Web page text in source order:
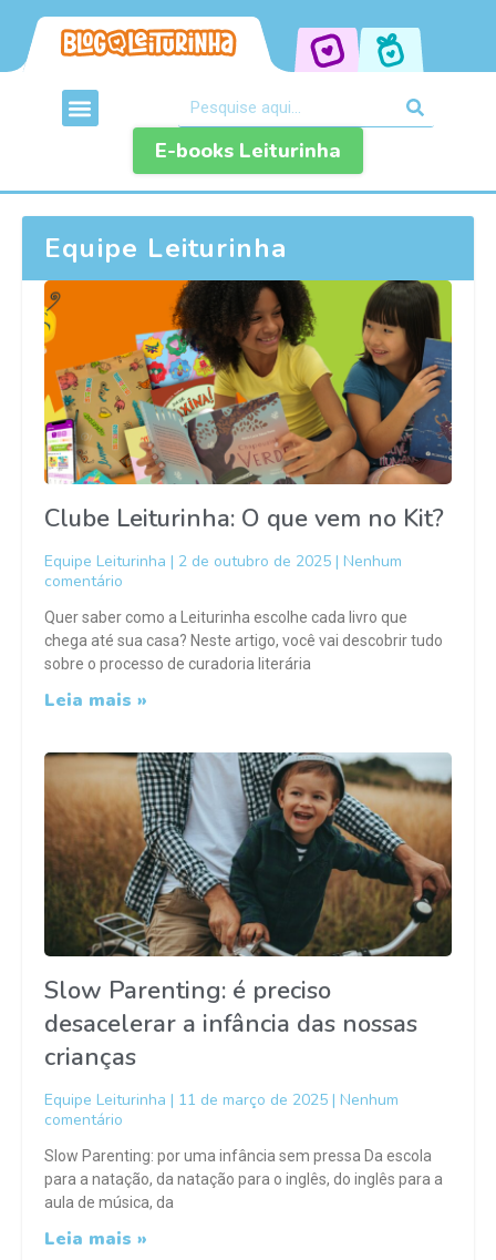
E-books Leiturinha
Equipe Leiturinha
Clube Leiturinha: O que vem no Kit?
Equipe Leiturinha 2 de outubro de 2025
Nenhum
comentário
Quer saber como a Leiturinha escolhe cada livro que
chega até sua casa? Neste artigo, você vai descobrir tudo
sobre o processo de curadoria literária
Leia mais »
Slow Parenting: é preciso
desacelerar a infância das nossas
crianças
Equipe Leiturinha 11 de março de 2025
Nenhum
comentário
Slow Parenting: por uma infância sem pressa Da escola
para a natação, da natação para o inglês, do inglês para a
aula de música, da
Leia mais »